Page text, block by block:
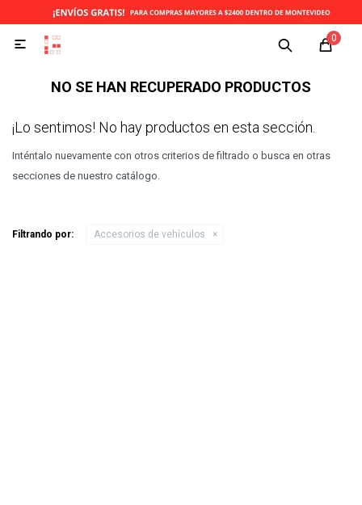
0

NO SE HAN RECUPERADO PRODUCTOS
¡Lo sentimos! No hay productos en esta sección.
Inténtalo nuevamente con otros criterios de filtrado o busca en otras
secciones de nuestro catálogo.
Filtrando por: Accesorios de vehículos